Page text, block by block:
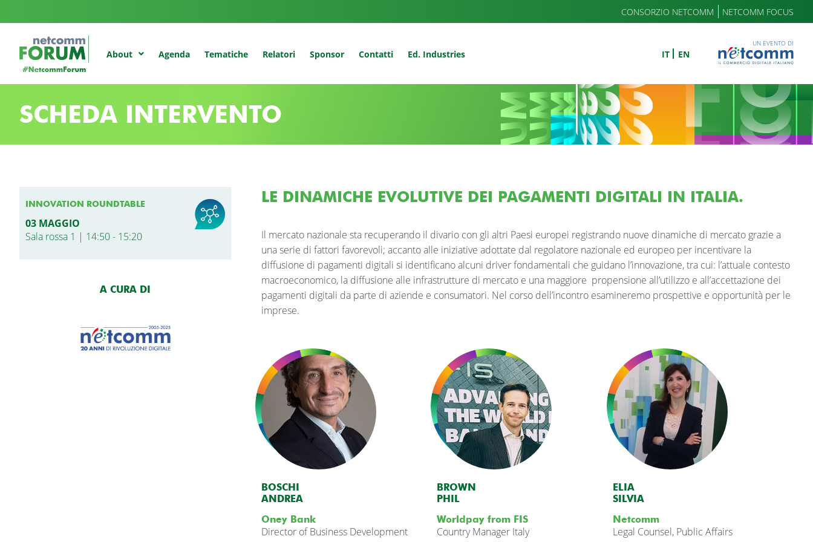
CONSORZIO NETCOMM NETCOMM FOCUS
About Agenda Tematiche Relatori Sponsor Contatti Ed. Industries IT EN
UN EVENTO DI
SCHEDA INTERVENTO
INNOVATION ROUNDTABLE
03 MAGGIO
Sala rossa 1 | 14:50 - 15:20
A CURA DI
LE DINAMICHE EVOLUTIVE DEI PAGAMENTI DIGITALI IN ITALIA.
Il mercato nazionale sta recuperando il divario con gli altri Paesi europei registrando nuove dinamiche di mercato grazie a
una serie di fattori favorevoli; accanto alle iniziative adottate dal regolatore nazionale ed europeo per incentivare la
diffusione di pagamenti digitali si identificano alcuni driver fondamentali che guidano l’innovazione, tra cui: l’attuale contesto
macroeconomico, la diffusione alle infrastrutture di mercato e una maggiore propensione all’utilizzo e all’accettazione dei
pagamenti digitali da parte di aziende e consumatori. Nel corso dell’incontro esamineremo prospettive e opportunità per le
imprese.
BOSCHI
ANDREA
Oney Bank
Director of Business Development
BROWN
PHIL
Worldpay from FIS
Country Manager Italy
ELIA
SILVIA
Netcomm
Legal Counsel, Public Affairs